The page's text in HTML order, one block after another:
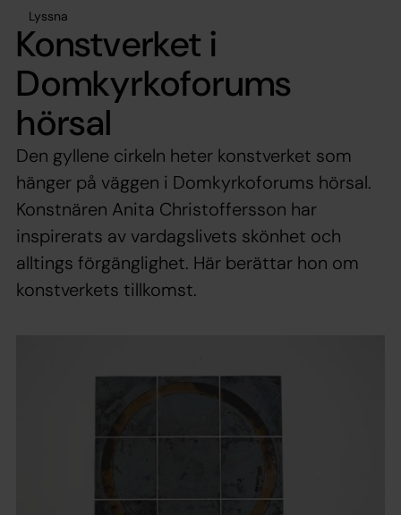
Lyssna
Konstverket i
Domkyrkoforums
hörsal
Den gyllene cirkeln heter konstverket som
hänger på väggen i Domkyrkoforums hörsal.
Konstnären Anita Christoffersson har
inspirerats av vardagslivets skönhet och
alltings förgänglighet. Här berättar hon om
konstverkets tillkomst.